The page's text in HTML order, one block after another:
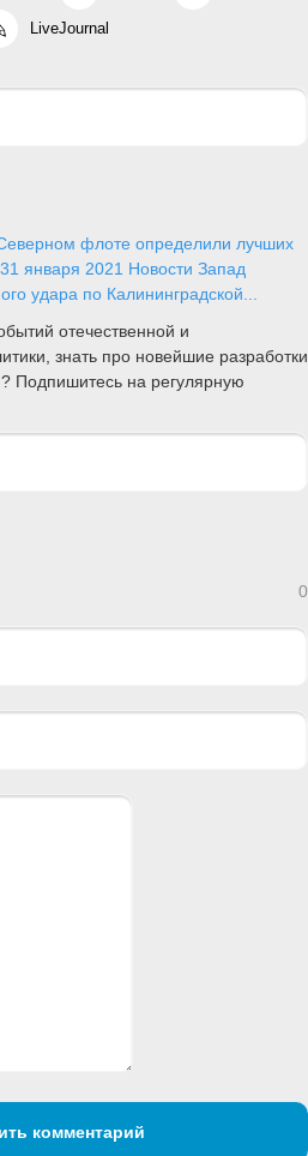
LiveJournal
флоте определили лучших
31 января 2021 Новости Запад
удара по Калининградской...
отечественной и
знать про новейшие разработки
Подпишитесь на регулярную
0
комментарий